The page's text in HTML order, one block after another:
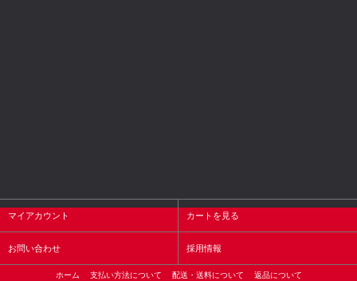
マイアカウント カートを見る
お問い合わせ 採用情報
ホーム 支払い方法について 配送・送料について 返品について